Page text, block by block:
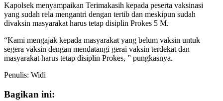
Kapolsek menyampaikan Terimakasih kepada peserta vaksinasi
yang sudah rela mengantri dengan tertib dan meskipun sudah
divaksin masyarakat harus tetap disiplin Prokes 5 M.
“Kami mengajak kepada masyarakat yang belum vaksin untuk
segera vaksin dengan mendatangi gerai vaksin terdekat dan
masyarakat harus tetap disiplin Prokes, ” pungkasnya.
Penulis: Widi
Bagikan ini: